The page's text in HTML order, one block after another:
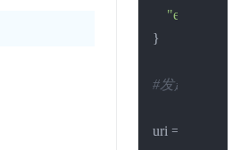
"end_date"
}
#发起请求
uri =